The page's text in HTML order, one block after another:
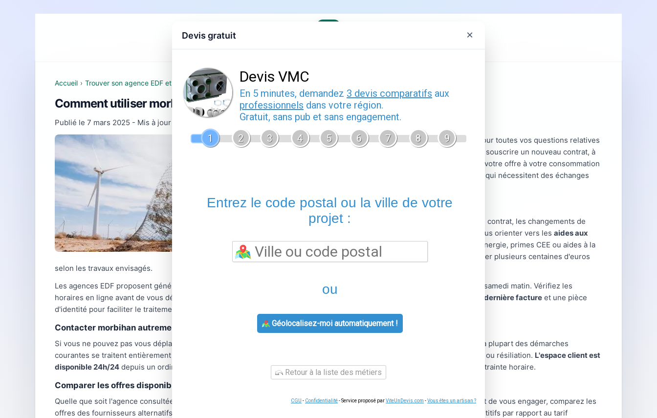
Accueil Devis gratuit Contact EDF Engie Fournisseurs Demenagement GRDF
Accueil › Trouver son agence EDF et comprendre ses offres
Comment utiliser morbihan : guide pratique
Publié le 7 mars 2025 - Mis à jour le
Morbihanvous permet de bénéficier d'un accompagnement personnalisé pour toutes vos questions relatives
à votre contrat d'énergie. Les conseillers de cette agence EDF vous aident à souscrire un nouveau contrat, à
gérer votre déménagement, à résoudre un litige de facturation ou à adapter votre offre à votre consommation
reste utile pour les situations complexes qui nécessitent des échanges
Services proposés par morbihan
prend en charge les souscriptions, les modifications de contrat, les changements de
titulaire et les demandes de raccordement. Les conseillers peuvent aussi vous orienter vers les aides aux
travaux d'économies d'énergiedisponibles selon votre situation : chèque énergie, primes CEE ou aides à la
rénovation thermique. Ces dispositifs sont cumulables et peuvent représenter plusieurs centaines d'euros
selon les travaux envisagés.
Les agences EDF proposent généralement des horaires d'ouverture du lundi au vendredi, avec parfois des permanences le samedi matin. Vérifiez les
horaires en ligne avant de vous déplacer, car certaines agences fonctionnent sur rendez-vous uniquement.
Apportez votre dernière facture et une pièce
d'identité pour faciliter le traitement de votre demande.
Contacter morbihan autrement
Si vous ne pouvez pas vous déplacer en agence,
reste accessible par téléphone et via l'espace client en ligne. La plupart des démarches
courantes se traitent entièrement à distance : relevé de compteur, changement de coordonnées, demande de régularisation ou résiliation. L'espace client est
disponible 24h/24 depuis un ordinateur ou un smartphone, ce qui permet de gérer vos démarches à votre rythme, sans contrainte horaire.
Comparer les offres disponibles dans votre secteur
Quelle que soit l'agence consultée,
sont identiques sur tout le territoire pour un même fournisseur. Avant de vous engager, comparez les
offres des fournisseurs alternatifs : TotalEnergies, Engie, Eni, Ohm Énergie ou Ekwateur proposent souvent des tarifs compétitifs par rapport au tarif
Devis gratuit ×